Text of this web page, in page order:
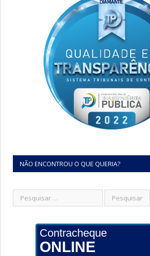
NÃO ENCONTROU O QUE QUERIA?
Contracheque
ONLINE